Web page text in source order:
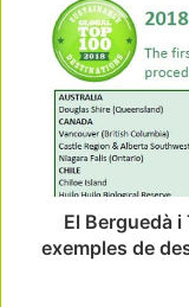
El Berguedà
exemples de